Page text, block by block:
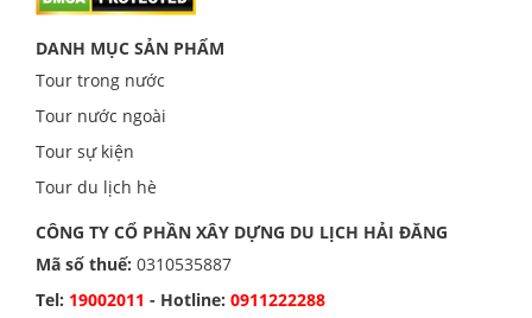
DANH MỤC SẢN PHẨM
Tour trong nước
Tour nước ngoài
Tour sự kiện
Tour du lịch hè
CÔNG TY CỔ PHẦN XÂY DỰNG DU LỊCH HẢI ĐĂNG
Mã số thuế: 0310535887
Tel: 19002011 - Hotline: 0911222288